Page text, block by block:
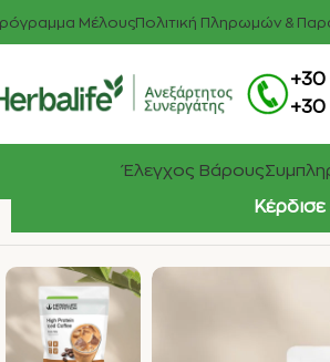
ΜέλουςΠολιτική Πληρωμών &
+30
+30
Έλεγχος Βάρους